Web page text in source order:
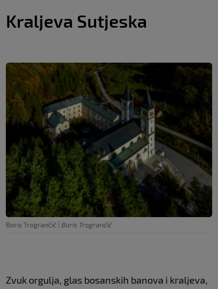
Kraljeva Sutjeska
Boris Trogrančić | Boris Trogrančić
Zvuk orgulja, glas bosanskih banova i kraljeva,